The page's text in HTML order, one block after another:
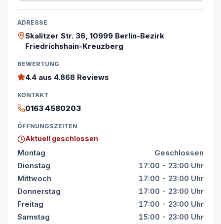
ADRESSE
Skalitzer Str. 36, 10999 Berlin-Bezirk
Friedrichshain-Kreuzberg
BEWERTUNG
4.4 aus 4.868 Reviews
KONTAKT
0163 4580203
ÖFFNUNGSZEITEN
Aktuell geschlossen
Montag
Geschlossen
Dienstag
17:00 - 23:00 Uhr
Mittwoch
17:00 - 23:00 Uhr
Donnerstag
17:00 - 23:00 Uhr
Freitag
17:00 - 23:00 Uhr
Samstag
15:00 - 23:00 Uhr